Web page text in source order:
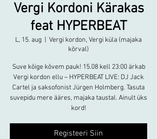
Vergi Kordoni Kärakas
feat HYPERBEAT
L, 15. aug
Vergi kordon, Vergi küla (majaka
kõrval)
Suve kõige kõvem pauk! 15.08 kell 23:00 ärkab
Vergi kordon ellu – HYPERBEAT LIVE: DJ Jack
Cartel ja saksofonist Jürgen Holmberg. Tasuta
suvepidu mere ääres, majaka taustal. Ainult üks
kord!
Registeeri Siin